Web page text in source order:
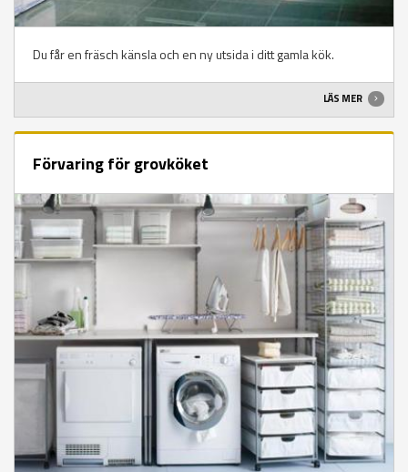
Du får en fräsch känsla och en ny utsida i ditt gamla kök.
LÄS MER
Förvaring för grovköket